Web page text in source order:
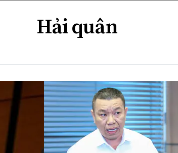
Góc nhìn luật gia
An ninh - Hình sự
Xu hướng thị
Tiêu dùng và dư
Công nghệ
INFOCUS
Hải quân